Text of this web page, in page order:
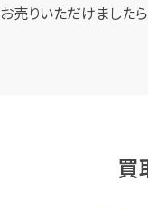
お売りいただけました
買